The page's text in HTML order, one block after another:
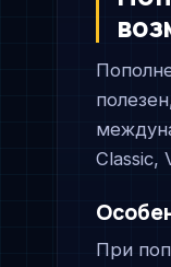
Classic,
При